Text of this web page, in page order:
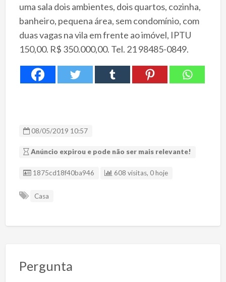
uma sala dois ambientes, dois quartos, cozinha,
banheiro, pequena área, sem condomínio, com
duas vagas na vila em frente ao imóvel, IPTU
150,00. R$ 350.000,00. Tel. 21 98485-0849.
08/05/2019 10:57
Anúncio expirou e pode não ser mais relevante!
ID Anúncio
1875cd18f40ba946 608 visitas, 0 hoje
Casa
Pergunta